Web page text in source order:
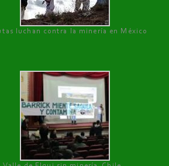
luchan contra la minería en México